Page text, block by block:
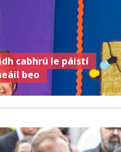
cabhrú le páistí
beo